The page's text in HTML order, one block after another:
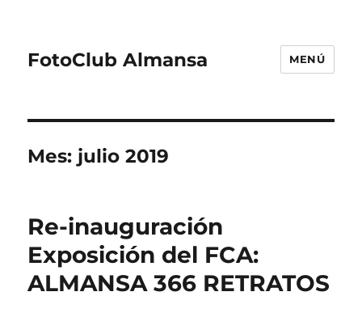
FotoClub Almansa MENÚ
Mes: julio 2019
Re-inauguración
Exposición del FCA:
ALMANSA 366 RETRATOS